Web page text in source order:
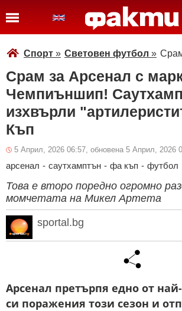
Спорт » Световен футбол »
Срам за Арсенал с
Чемпиъншип!
изхвърли
Къп
5 Април, 2026 06:57, обновена 5 Април, 2026
арсенал - саутхамптън - фа къп - футбол
Това е второ поредно огромно
момчетата на Микел Артета
sportal.bg
Арсенал претърпя едно от
си поражения този сезон и